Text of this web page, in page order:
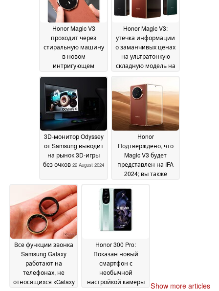
предотвратить
близорукость 29 August
Honor Magic V3
проходит через
стиральную машину
в новом
интригующем
25 August 2024
Honor Magic V3:
утечка информации
о заманчивых ценах
на ультратонкую
складную модель на
August 2024
3D-монитор Odyssey
от Samsung выводит
на рынок 3D-игры
без очков 22 August 2024
Honor
Подтверждено, что
Magic V3 будет
представлен на IFA
2024; вы также
Все функции звонка
Samsung Galaxy
работают на
телефонах, не
относящихся кGalaxy
Honor 300 Pro:
Показан новый
смартфон с
необычной
настройкой камеры
Show more articles